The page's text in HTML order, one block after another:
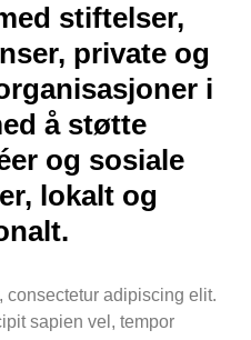
stiftelser,
private og
i
å støtte
og sosiale
lokalt og
consectetur adipiscing elit.
sapien vel, tempor